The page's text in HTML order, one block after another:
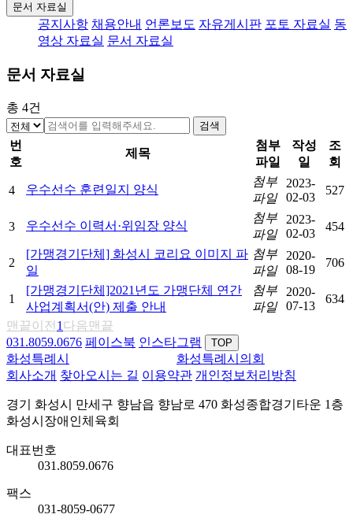
문서 자료실
공지사항 채용안내 언론보도 자유게시판 포토 자료실 동
영상 자료실 문서 자료실
문서 자료실
총 4건
검색
번
호
제목
첨부
파일
작성
일
조
회
4 우수선수 훈련일지 양식
첨부
파일
2023-
02-03
527
3 우수선수 이력서·위임장 양식
첨부
파일
2023-
02-03
454
2
[가맹경기단체] 화성시 코리요 이미지 파
일
첨부
파일
2020-
08-19
706
1
[가맹경기단체]2021년도 가맹단체 연간
사업계획서(안) 제출 안내
첨부
파일
2020-
07-13
634
맨끝이전 1 다음맨끝
031.8059.0676 페이스북 인스타그램 TOP
화성특례시 화성특례시의회
회사소개 찾아오시는 길 이용약관 개인정보처리방침
경기 화성시 만세구 향남읍 향남로 470 화성종합경기타운 1층
화성시장애인체육회
대표번호
031.8059.0676
팩스
031-8059-0677